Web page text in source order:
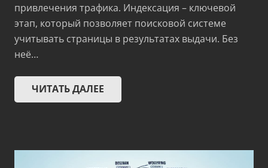
привлечения трафика. Индексация – ключевой
этап, который позволяет поисковой системе
учитывать страницы в результатах выдачи. Без
неё…
ЧИТАТЬ ДАЛЕЕ